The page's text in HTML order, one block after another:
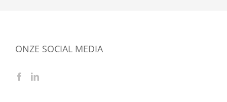
ONZE SOCIAL MEDIA